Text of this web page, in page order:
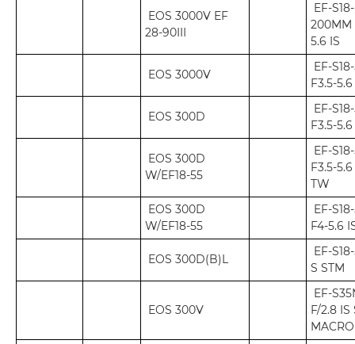
EOS 3000V EF
28-90III
EF-S18-
200MM
5.6 IS
EOS 3000V
EF-
F3.5-
EOS 300D
EF-
F3.5-5.6
EOS 300D
W/EF18-55
EF-
F3.5-
TW
EOS 300D
W/EF18-55
EF-
F4-5.6
EOS 300D(B)L
EF-
S STM
EOS 300V
EF-
F/2.8 IS
MACRO